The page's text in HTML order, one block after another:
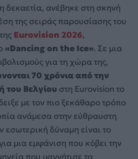
δεκαετία, ανέβηκε στη σκηνή
της σειράς παρουσίασης του
Eurovision 2026,
«Dancing on the Ice». Σε μια
για τη χώρα της,
70 χρόνια από την
του Βελγίου στη Eurovision το
με τον πιο ξεκάθαρο τρόπο
ανάμεσα στην εύθραυστη
εσωτερική δύναμη είναι το
μια εμφάνιση που κόβει την
που μαγνήτισε τα